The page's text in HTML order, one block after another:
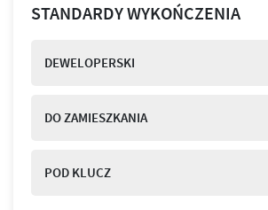
STANDARDY WYKOŃCZENIA
DEWELOPERSKI
DO ZAMIESZKANIA
POD KLUCZ